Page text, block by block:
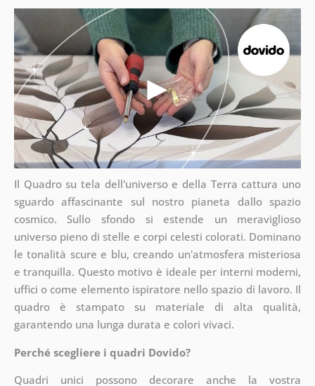
Il Quadro su tela dell'universo e della Terra cattura uno
sguardo affascinante sul nostro pianeta dallo spazio
cosmico. Sullo sfondo si estende un meraviglioso
universo pieno di stelle e corpi celesti colorati. Dominano
le tonalità scure e blu, creando un'atmosfera misteriosa
e tranquilla. Questo motivo è ideale per interni moderni,
uffici o come elemento ispiratore nello spazio di lavoro. Il
quadro è stampato su materiale di alta qualità,
garantendo una lunga durata e colori vivaci.
Perché scegliere i quadri Dovido?
Quadri unici possono decorare anche la vostra